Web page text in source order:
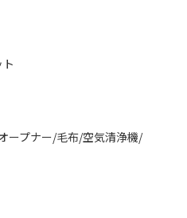
ープナー/毛布/空気清浄機/